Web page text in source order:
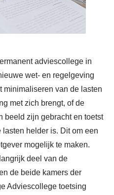
adviescollege in
wet- en regelgeving
minimaliseren van de lasten
met zich brengt, of de
beeld zijn gebracht en toetst
helder is. Dit om een
mogelijk te maken.
deel van de
de beide kamers der
Adviescollege toetsing